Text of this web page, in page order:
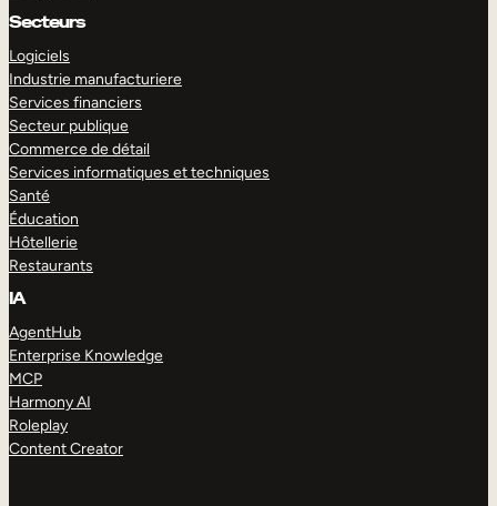
Secteurs
Logiciels
Industrie manufacturiere
Services financiers
Secteur publique
Commerce de détail
Services informatiques et techniques
Santé
Éducation
Hôtellerie
Restaurants
IA
AgentHub
Enterprise Knowledge
MCP
Harmony AI
Roleplay
Content Creator